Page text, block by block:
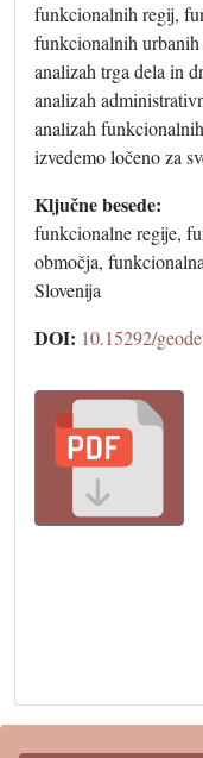
funkcionalnih regij,
funkcionalnih
analizah trga dela in
analizah
analizah
izvedemo ločeno za
Ključne besede:
funkcionalne regije,
območja,
Slovenija
DOI: 10.15292/